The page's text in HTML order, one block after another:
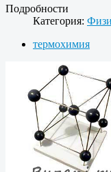
Подробности
Категория:
термохимия